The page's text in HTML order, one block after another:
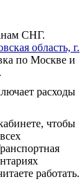
СНГ.
область, г.
по Москве и
расходы
чтобы
работать.